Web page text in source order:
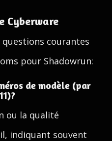
Cyberware
questions courantes
pour Shadowrun:
de modèle (par
ou la qualité
indiquant souvent